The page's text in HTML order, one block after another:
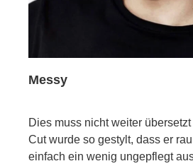
Messy
Dies muss nicht weiter
Cut wurde so gestylt, dass er
einfach ein wenig ungepflegt